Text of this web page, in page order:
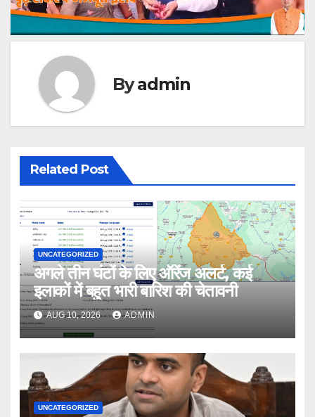
Byadmin
Related Post
UNCATEGORIZED
अगले तीन घंटों के लिए ऑरेंज अलर्ट, कई
इलाकों में बहुत भारी बारिश की चेतावनी
AUG 10, 2026 ADMIN
UNCATEGORIZED